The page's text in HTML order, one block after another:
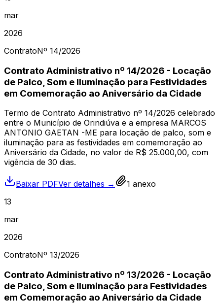
mar
2026
ContratoNº 14/2026
Contrato Administrativo nº 14/2026 - Locação
de Palco, Som e Iluminação para Festividades
em Comemoração ao Aniversário da Cidade
Termo de Contrato Administrativo nº 14/2026 celebrado
entre o Município de Orindiúva e a empresa MARCOS
ANTONIO GAETAN -ME para locação de palco, som e
iluminação para as festividades em comemoração ao
Aniversário da Cidade, no valor de R$ 25.000,00, com
vigência de 30 dias.
Baixar PDFVer detalhes → 1 anexo
13
mar
2026
ContratoNº 13/2026
Contrato Administrativo nº 13/2026 - Locação
de Palco, Som e Iluminação para Festividades
em Comemoração ao Aniversário da Cidade